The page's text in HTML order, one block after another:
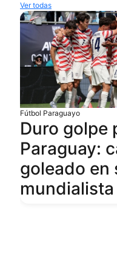
Ver todas
Fútbol Paraguayo
Duro golpe
Paraguay:
goleado en
mundialista